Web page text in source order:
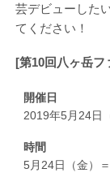
芸デビューした
てください！
[第10回八ヶ岳フ
開催日
2019年5月24日
時間
5月24日（金）